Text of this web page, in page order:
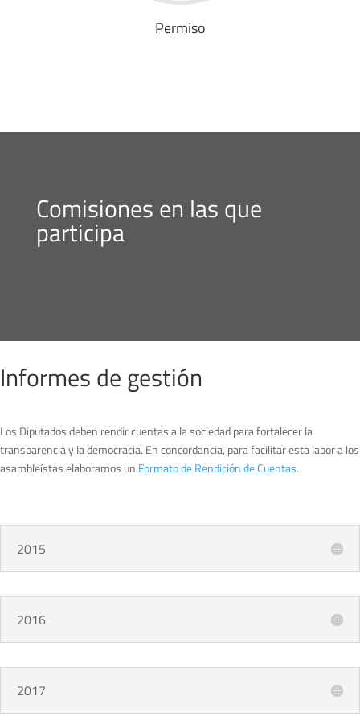
Permiso
Comisiones en las que
participa
Informes de gestión
Los Diputados deben rendir cuentas a la sociedad para fortalecer la
transparencia y la democracia. En concordancia, para facilitar esta labor a los
asambleístas elaboramos un Formato de Rendición de Cuentas.
2015
2016
2017